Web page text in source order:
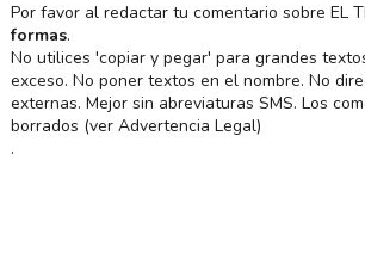
Por favor al redactar tu comentario sobre EL
formas.
No utilices 'copiar y pegar' para grandes
exceso. No poner textos en el nombre. No
externas. Mejor sin abreviaturas SMS. Los
borrados (ver Advertencia Legal)
.